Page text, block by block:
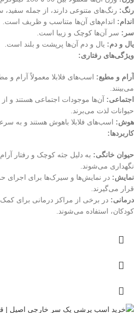
رنگ: رنگ‌های متنوعی دارند، از جمله سفید،
اندام: اندام‌های آن‌ها متناسب و ظریف است.
سر: سر آن‌ها کوچک و زیبا است.
یال و دم: یال و دم آن‌ها پرپشت و بلند است.
ویژگی‌های رفتاری:
آرام و مطیع: اسب‌های فلابلا معمولاً آرام و
می‌بینند.
اجتماعی: آن‌ها موجودات اجتماعی هستند و از
حیوانات لذت می‌برند.
هوش: اسب‌های فلابلا باهوش هستند و به
کاربردها:
حیوان خانگی: به دلیل جثه کوچک و رفتار
نگهداری می‌شوند.
نمایش: در نمایش‌ها و سیرک‌ها برای اجرای
قرار می‌گیرند.
درمانی: در برخی از مراکز درمانی برای کمک
کودکان، استفاده می‌شوند.